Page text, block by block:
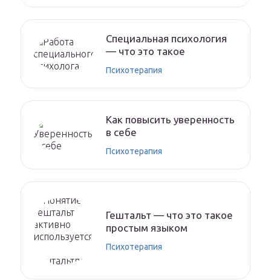
Специальная психология
— что это такое
Психотерапия
Как повысить уверенность
в себе
Психотерапия
Гештальт — что это такое
простым языком
Психотерапия